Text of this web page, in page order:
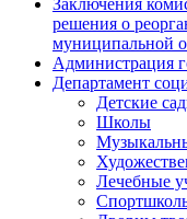
решения о
муниципальной
Администрация
Департамент
Детские
Школы
Лечебные